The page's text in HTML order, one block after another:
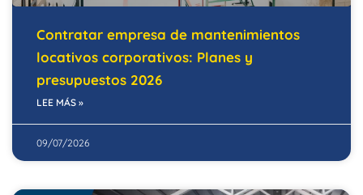
Contratar empresa de mantenimientos
locativos corporativos: Planes y
presupuestos 2026
LEE MÁS »
09/07/2026